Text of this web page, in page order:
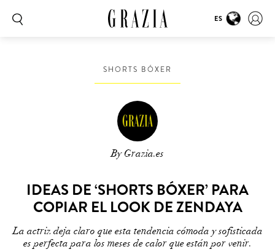
ES
SHORTS BÓXER
By Grazia.es
IDEAS DE ‘SHORTS BÓXER’ PARA
COPIAR EL LOOK DE ZENDAYA
La actriz deja claro que esta tendencia cómoda y sofisticada
es perfecta para los meses de calor que están por venir.